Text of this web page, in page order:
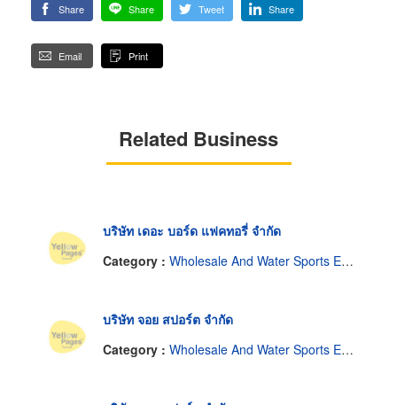
Share Share Tweet Share
Email Print
Related Business
บริษัท เดอะ บอร์ด แฟคทอรี่ จำกัด
Category : Wholesale And Water Sports Equipment Manufacturer.
บริษัท จอย สปอร์ต จำกัด
Category : Wholesale And Water Sports Equipment Manufacturer.